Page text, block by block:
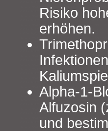
Risiko
erhöhen.
Alpha-1-
Alfuzosin
und